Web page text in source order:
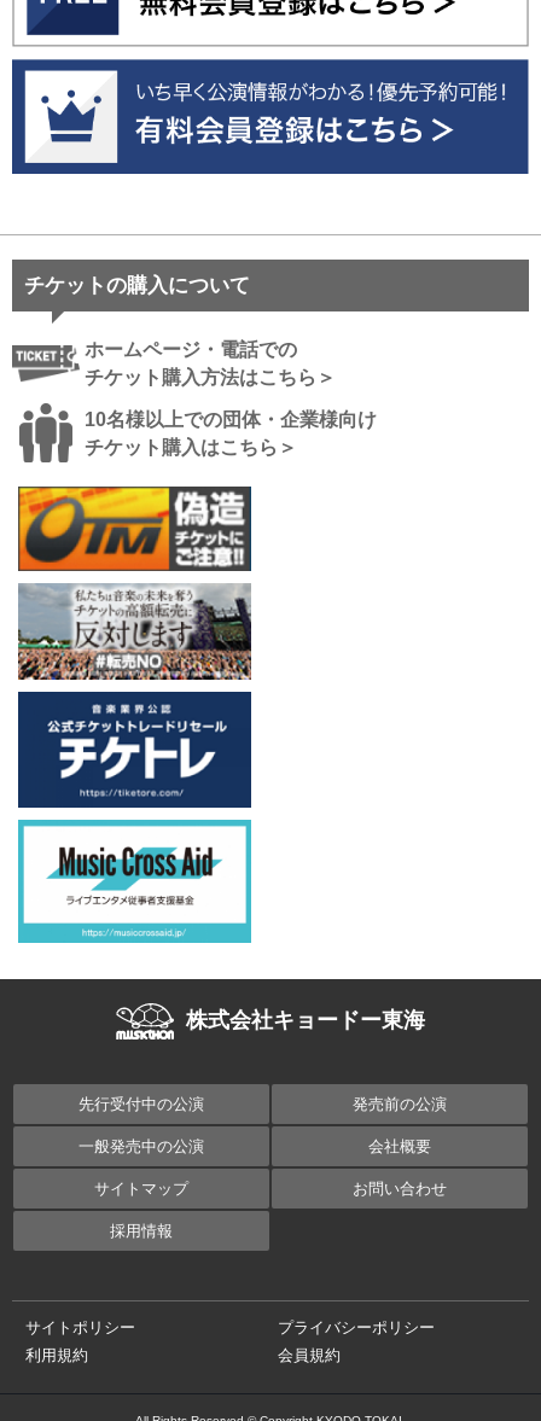
チケットの購入について
ホームページ・電話での
チケット購入方法はこちら＞
10名様以上での団体・企業様向け
チケット購入はこちら＞
株式会社キョードー東海
先行受付中の公演 発売前の公演
一般発売中の公演 会社概要
サイトマップ お問い合わせ
採用情報
サイトポリシー
プライバシーポリシー
利用規約
会員規約